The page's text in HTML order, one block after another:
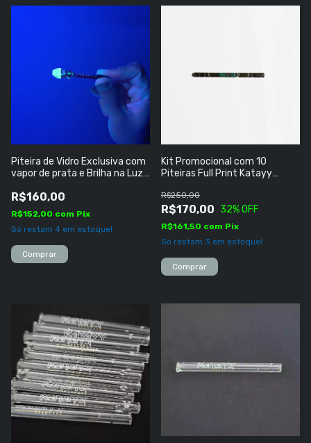
Piteira de Vidro Exclusiva com
vapor de prata e Brilha na Luz
R$160,00
R$152,00 com Pix
Só restam 4 em estoque!
Kit Promocional com 10
Piteiras Full Print Katayy
R$170,00
R$250,00
32% OFF
R$161,50 com Pix
Só restam 3 em estoque!